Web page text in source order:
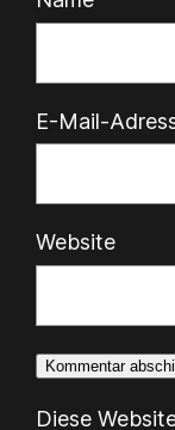
E-Mail-
Website
Diese